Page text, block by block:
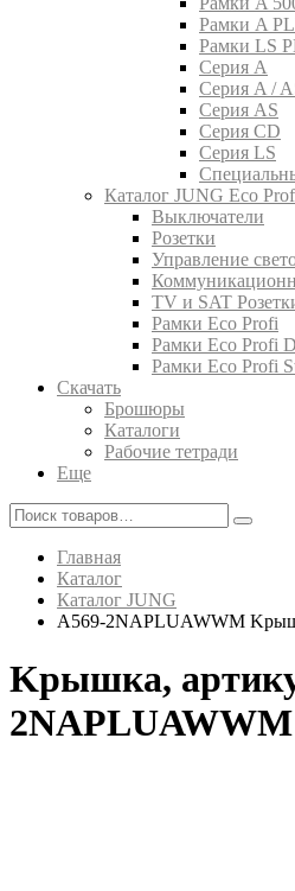
Рамки A
Рамки LS
Серия A
Серия A /
Серия AS
Серия CD
Серия LS
Каталог JUNG Eco
Выключатели
Розетки
Управление
TV и SAT
Рамки Eco Profi
Рамки Eco Profi
Рамки Eco Profi
Скачать
Брошюры
Каталоги
Рабочие тетради
Еще
Главная
Каталог
Каталог JUNG
A569-2NAPLUAWWM
Kрышка,
2NAPLUAWWM